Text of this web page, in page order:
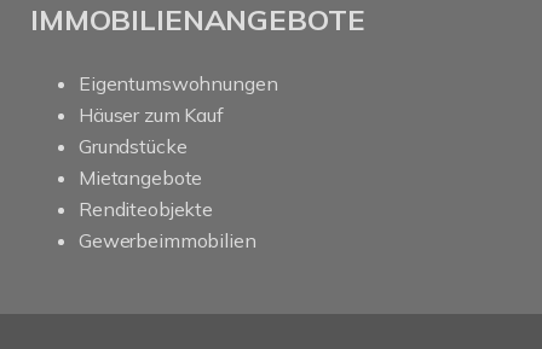
IMMOBILIENANGEBOTE
Eigentumswohnungen
Häuser zum Kauf
Grundstücke
Mietangebote
Renditeobjekte
Gewerbeimmobilien